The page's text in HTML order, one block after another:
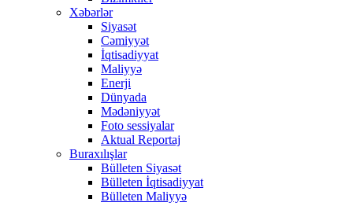
Xəbərlər
Siyasət
Cəmiyyət
İqtisadiyyat
Maliyyə
Enerji
Dünyada
Mədəniyyət
Foto sessiyalar
Aktual Reportaj
Buraxılışlar
Bülleten Siyasət
Bülleten İqtisadiyyat
Bülleten Maliyyə